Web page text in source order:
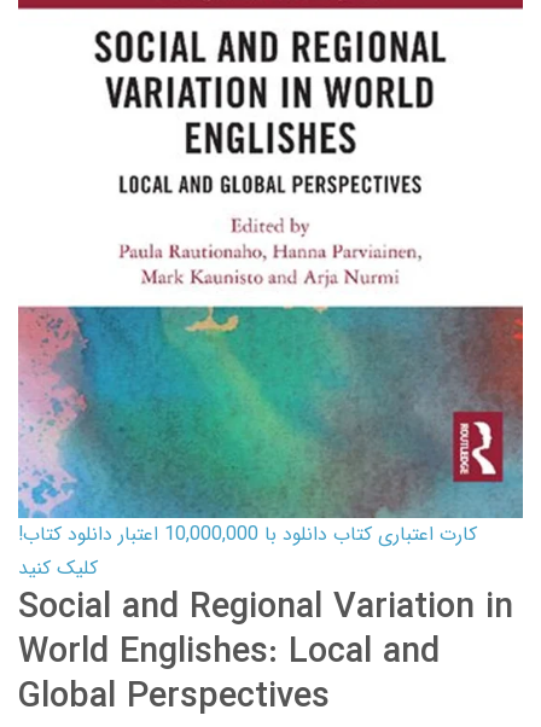
کارت اعتباری کتاب دانلود با 10,000,000 اعتبار دانلود کتاب!
کلیک کنید
Social and Regional Variation in
World Englishes: Local and
Global Perspectives